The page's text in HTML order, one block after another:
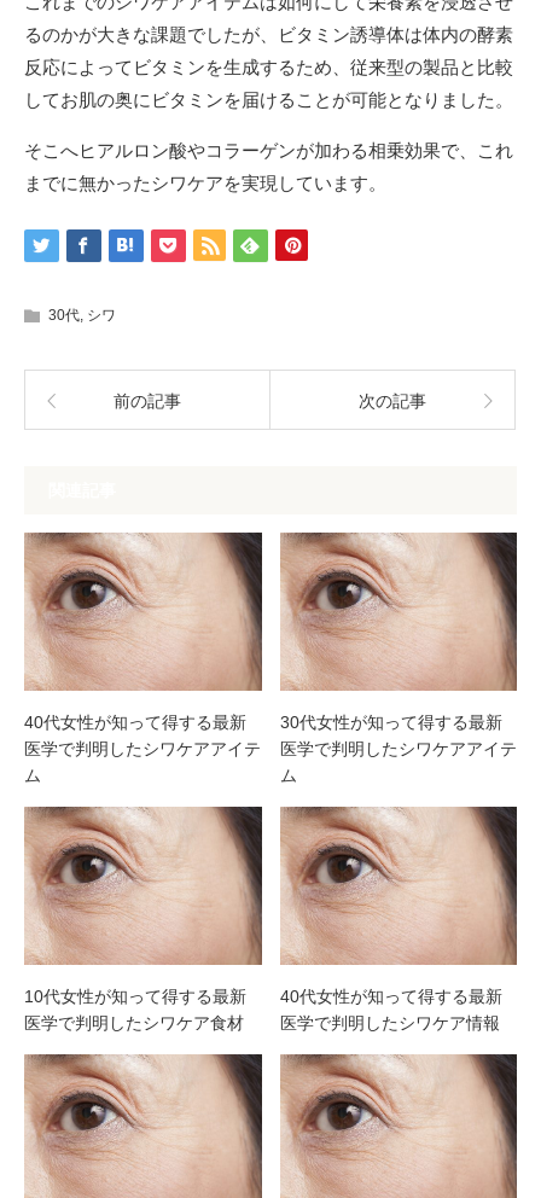
るのかが大きな課題でしたが、ビタミン誘導体は体内の酵素
反応によってビタミンを生成するため、従来型の製品と比較
してお肌の奥にビタミンを届けることが可能となりました。
そこへヒアルロン酸やコラーゲンが加わる相乗効果で、これ
までに無かったシワケアを実現しています。
30代 シワ
前の記事 次の記事
40代女性が知って得する最新
医学で判明したシワケアアイテ
ム
30代女性が知って得する最新
医学で判明したシワケアアイテ
ム
10代女性が知って得する最新
医学で判明したシワケア食材
40代女性が知って得する最新
医学で判明したシワケア情報